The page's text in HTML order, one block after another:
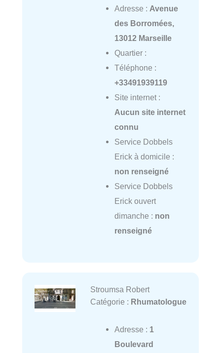
Adresse : Avenue
des Borromées,
13012 Marseille
Quartier :
Téléphone :
+33491939119
Site internet :
Aucun site internet
connu
Service Dobbels
Erick à domicile :
non renseigné
Service Dobbels
Erick ouvert
dimanche : non
renseigné
Stroumsa Robert
Catégorie : Rhumatologue
Adresse : 1
Boulevard